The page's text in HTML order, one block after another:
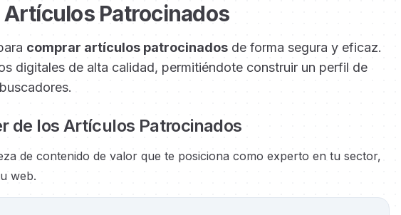
Patrocinados
comprar artículos patrocinados de forma segura y eficaz.
digitales de alta calidad, permitiéndote construir un perfil de
de los Artículos Patrocinados
de contenido de valor que te posiciona como experto en tu sector,
web.